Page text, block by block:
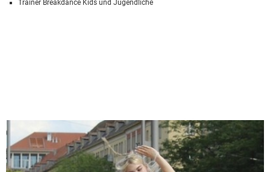
Trainer Breakdance Kids und Jugendliche